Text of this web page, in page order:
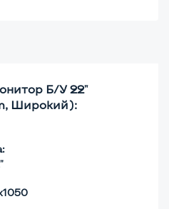
Б/У 22"
Широкий):